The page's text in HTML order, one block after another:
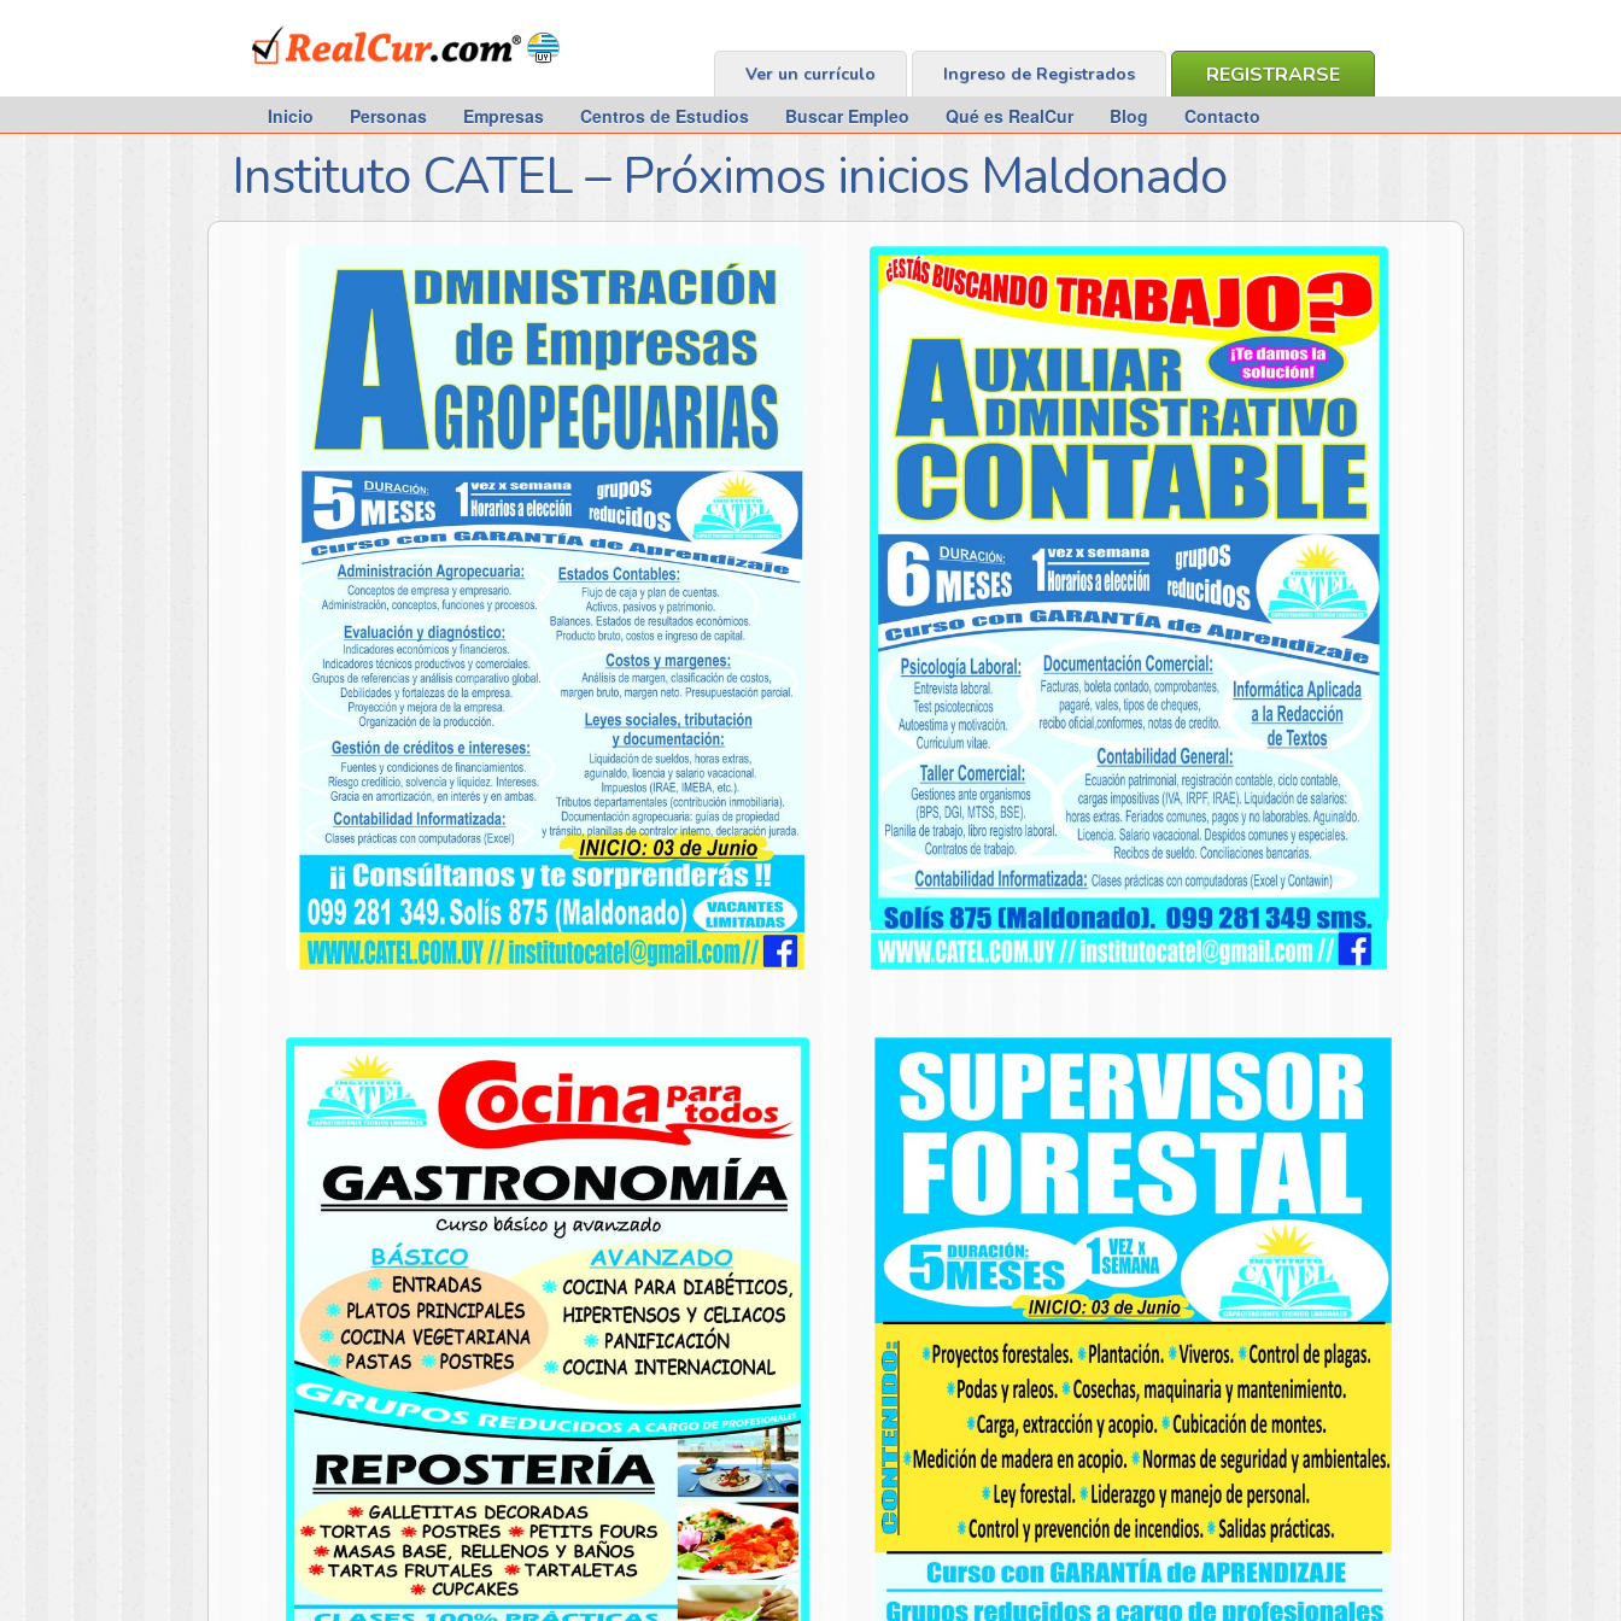
RealCur.com
REGISTRARSE
Ingreso de Registrados
Ver un currículo
Inicio Personas Empresas Centros de Estudios Buscar Empleo Qué es RealCur Blog Contacto
Instituto CATEL – Próximos inicios Maldonado